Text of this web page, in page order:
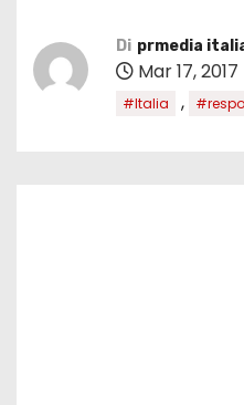
Di prmedia
Mar 17, 2017
#Italia ,